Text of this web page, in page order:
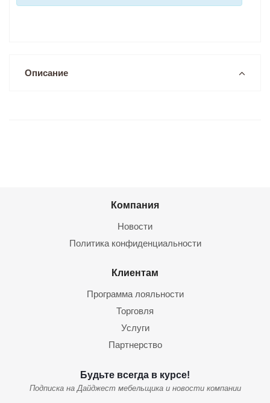
Описание
Компания
Новости
Политика конфиденциальности
Клиентам
Программа лояльности
Торговля
Услуги
Партнерство
Будьте всегда в курсе!
Подписка на Дайджест мебельщика и новости компании